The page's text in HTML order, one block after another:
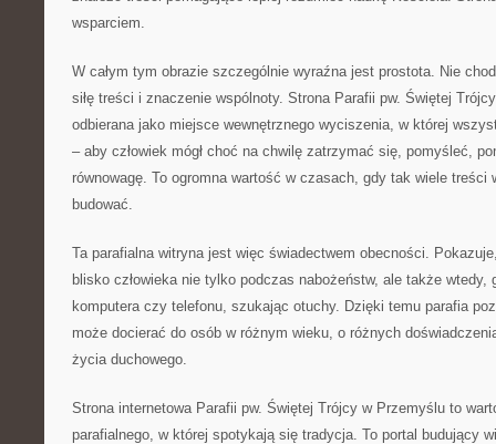
wsparciem.
W całym tym obrazie szczególnie wyraźna jest prostota. Nie
siłę treści i znaczenie wspólnoty. Strona Parafii pw. Świętej
odbierana jako miejsce wewnętrznego wyciszenia, w której
– aby człowiek mógł choć na chwilę zatrzymać się, pomyśleć,
równowagę. To ogromna wartość w czasach, gdy tak wiele
budować.
Ta parafialna witryna jest więc świadectwem obecności.
blisko człowieka nie tylko podczas nabożeństw, ale także wtedy,
komputera czy telefonu, szukając otuchy. Dzięki temu parafia
może docierać do osób w różnym wieku, o różnych
życia duchowego.
Strona internetowa Parafii pw. Świętej Trójcy w Przemyślu to
parafialnego, w której spotykają się tradycja. To portal budujący